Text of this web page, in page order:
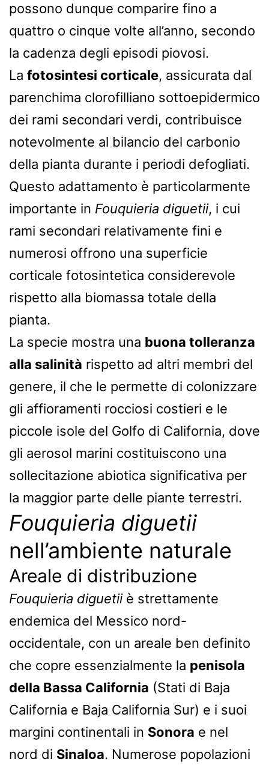
possono dunque comparire fino a
quattro o cinque volte all’anno, secondo
la cadenza degli episodi piovosi.
La fotosintesi corticale, assicurata dal
parenchima clorofilliano sottoepidermico
dei rami secondari verdi, contribuisce
notevolmente al bilancio del carbonio
della pianta durante i periodi defogliati.
Questo adattamento è particolarmente
importante in Fouquieria diguetii, i cui
rami secondari relativamente fini e
numerosi offrono una superficie
corticale fotosintetica considerevole
rispetto alla biomassa totale della
pianta.
La specie mostra una buona tolleranza
alla salinità rispetto ad altri membri del
genere, il che le permette di colonizzare
gli affioramenti rocciosi costieri e le
piccole isole del Golfo di California, dove
gli aerosol marini costituiscono una
sollecitazione abiotica significativa per
la maggior parte delle piante terrestri.
Fouquieria diguetii
nell’ambiente naturale
Areale di distribuzione
Fouquieria diguetiiè strettamente
endemica del Messico nord-
occidentale, con un areale ben definito
che copre essenzialmente la penisola
della Bassa California (Stati di Baja
California e Baja California Sur) e i suoi
margini continentali in Sonora e nel
nord di Sinaloa. Numerose popolazioni